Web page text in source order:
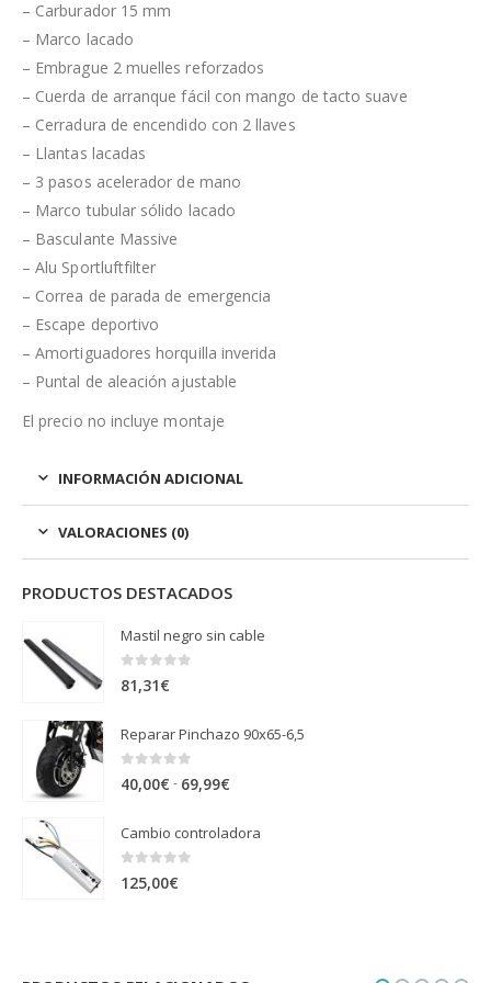
– Carburador 15 mm
– Marco lacado
– Embrague 2 muelles reforzados
– Cuerda de arranque fácil con mango de tacto suave
– Cerradura de encendido con 2 llaves
– Llantas lacadas
– 3 pasos acelerador de mano
– Marco tubular sólido lacado
– Basculante Massive
– Alu Sportluftfilter
– Correa de parada de emergencia
– Escape deportivo
– Amortiguadores horquilla inverida
– Puntal de aleación ajustable
El precio no incluye montaje
INFORMACIÓN ADICIONAL
VALORACIONES (0)
PRODUCTOS DESTACADOS
Mastil negro sin cable
0 out of 5
81,31€
Reparar Pinchazo 90x65-6,5
0 out of 5
40,00€ - 69,99€
precios:
Cambio controladora
125,00€